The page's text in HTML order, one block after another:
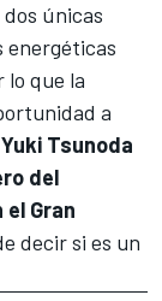
únicas
energéticas
lo que la
a
Yuki Tsunoda
del
Gran
decir si es un